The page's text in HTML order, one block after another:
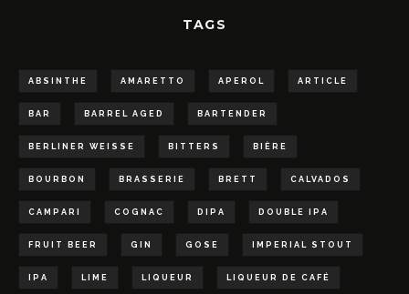
TAGS
ABSINTHE AMARETTO APEROL ARTICLE
BAR BARREL AGED BARTENDER
BERLINER WEISSE BITTERS BIÈRE
BOURBON BRASSERIE BRETT CALVADOS
CAMPARI COGNAC DIPA DOUBLE IPA
FRUIT BEER GIN GOSE IMPERIAL STOUT
IPA LIME LIQUEUR LIQUEUR DE CAFÉ